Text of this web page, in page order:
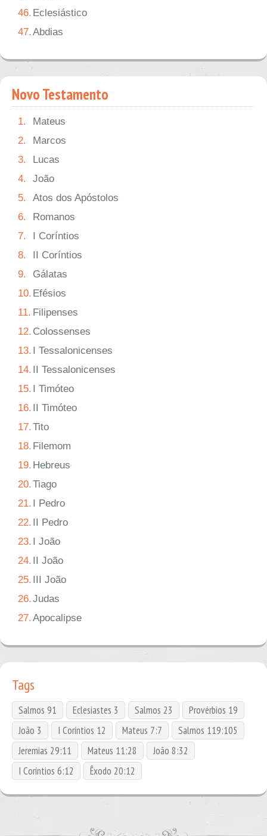
46. Eclesiástico
47.Abdias
Novo Testamento
1.
Mateus
2.
Marcos
3.
Lucas
4.
João
5.
Atos dos Apóstolos
6.
Romanos
7.
I Coríntios
8.
II Coríntios
9.
Gálatas
10. Efésios
11. Filipenses
12. Colossenses
13. I Tessalonicenses
14. II Tessalonicenses
15. I Timóteo
16. II Timóteo
17.Tito
18. Filemom
19. Hebreus
20.Tiago
21. I Pedro
22. II Pedro
23. I João
24. II João
25. III João
26.Judas
27.Apocalipse
Tags
Salmos 91 Eclesiastes 3 Salmos 23
Provérbios 19
João 3
I Coríntios 12 Mateus 7:7
Salmos 119:105
Jeremias 29:11
Mateus 11:28
João 8:32
I Coríntios 6:12
Êxodo 20:12